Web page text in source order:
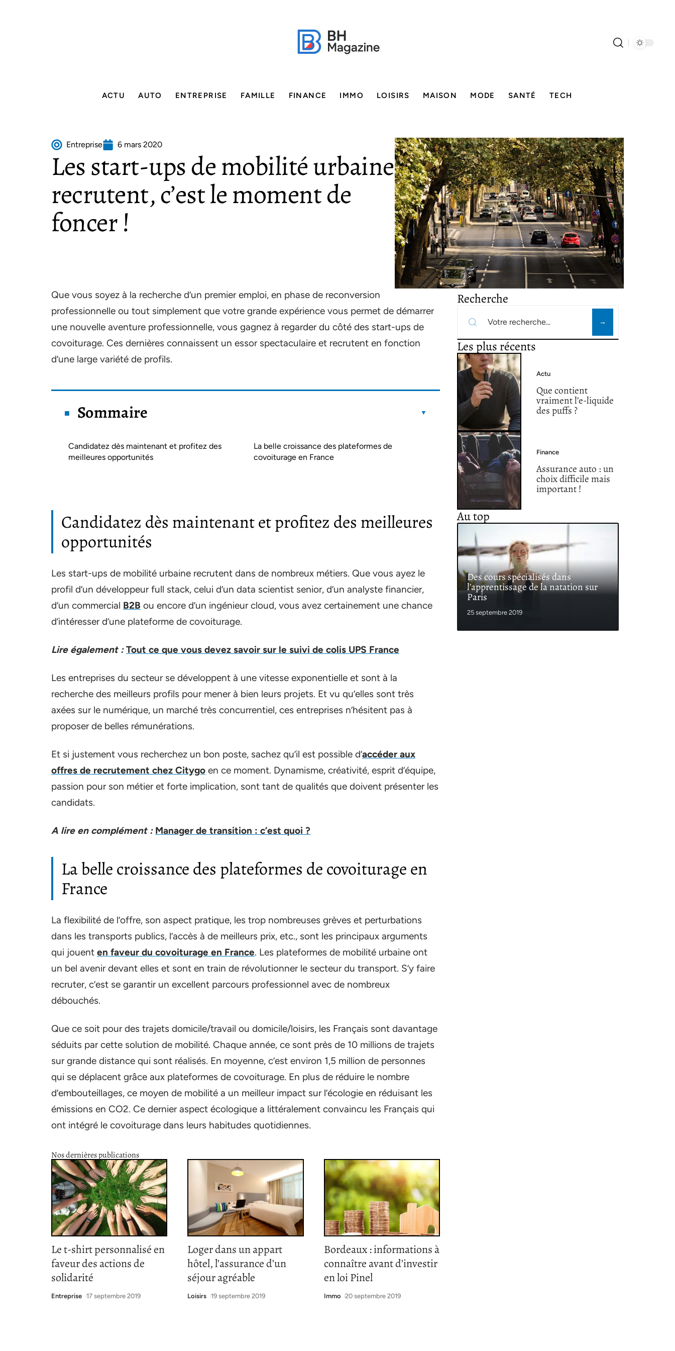
ACTU AUTO ENTREPRISE FAMILLE FINANCE IMMO LOISIRS MAISON MODE SANTÉ TECH
Entreprise 6 mars 2020
Les start-ups de mobilité urbaine
recrutent, c’est le moment de
foncer !
Que vous soyez à la recherche d’un premier emploi, en phase de reconversion
professionnelle ou tout simplement que votre grande expérience vous permet de démarrer
une nouvelle aventure professionnelle, vous gagnez à regarder du côté des start-ups de
covoiturage. Ces dernières connaissent un essor spectaculaire et recrutent en fonction
d’une large variété de profils.
Sommaire
Candidatez dès maintenant et profitez des
meilleures opportunités
La belle croissance des plateformes de
covoiturage en France
Candidatez dès maintenant et profitez des meilleures
opportunités
Les start-ups de mobilité urbaine recrutent dans de nombreux métiers. Que vous ayez le
profil d’un développeur full stack, celui d’un data scientist senior, d’un analyste financier,
d’un commercial B2B ou encore d’un ingénieur cloud, vous avez certainement une chance
d’intéresser d’une plateforme de covoiturage.
Lire également : Tout ce que vous devez savoir sur le suivi de colis UPS France
Les entreprises du secteur se développent à une vitesse exponentielle et sont à la
recherche des meilleurs profils pour mener à bien leurs projets. Et vu qu’elles sont très
axées sur le numérique, un marché très concurrentiel, ces entreprises n’hésitent pas à
proposer de belles rémunérations.
Et si justement vous recherchez un bon poste, sachez qu’il est possible d’accéder aux
offres de recrutement chez Citygo en ce moment. Dynamisme, créativité, esprit d’équipe,
passion pour son métier et forte implication, sont tant de qualités que doivent présenter les
candidats.
A lire en complément : Manager de transition : c’est quoi ?
La belle croissance des plateformes de covoiturage en
France
La flexibilité de l’offre, son aspect pratique, les trop nombreuses grèves et perturbations
dans les transports publics, l’accès à de meilleurs prix, etc., sont les principaux arguments
qui jouent en faveur du covoiturage en France. Les plateformes de mobilité urbaine ont
un bel avenir devant elles et sont en train de révolutionner le secteur du transport. S’y faire
recruter, c’est se garantir un excellent parcours professionnel avec de nombreux
débouchés.
Que ce soit pour des trajets domicile/travail ou domicile/loisirs, les Français sont davantage
séduits par cette solution de mobilité. Chaque année, ce sont près de 10 millions de trajets
sur grande distance qui sont réalisés. En moyenne, c’est environ 1,5 million de personnes
qui se déplacent grâce aux plateformes de covoiturage. En plus de réduire le nombre
d’embouteillages, ce moyen de mobilité a un meilleur impact sur l’écologie en réduisant les
émissions en CO2. Ce dernier aspect écologique a littéralement convaincu les Français qui
ont intégré le covoiturage dans leurs habitudes quotidiennes.
Nos dernières publications
Le t-shirt personnalisé en
faveur des actions de
solidarité
Entreprise 17 septembre 2019
Loger dans un appart
hôtel, l’assurance d’un
séjour agréable
Loisirs 19 septembre 2019
Bordeaux : informations à
connaître avant d’investir
en loi Pinel
Immo 20 septembre 2019
Recherche
Les plus récents
Actu
Que contient
vraiment l’e-liquide
des puffs ?
Finance
Assurance auto : un
choix difficile mais
important !
Au top
Des cours spécialisés dans
l’apprentissage de la natation sur
Paris
25 septembre 2019